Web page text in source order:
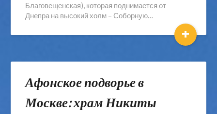
Благовещенская), которая поднимается от
Днепра на высокий холм – Соборную…
+
Афонское подворье в
Москве: храм Никиты